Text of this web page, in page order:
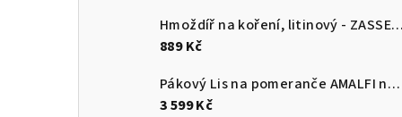
Hmoždíř na koření, litinový - ZASSENHAUS
889 Kč
Pákový Lis na pomeranče AMALFI nerezový lesklý - CILIO Solingen
3 599 Kč